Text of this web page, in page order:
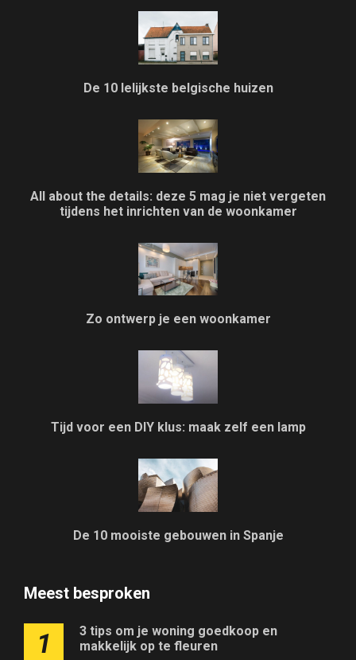
De 10 lelijkste belgische huizen
All about the details: deze 5 mag je niet vergeten
tijdens het inrichten van de woonkamer
Zo ontwerp je een woonkamer
Tijd voor een DIY klus: maak zelf een lamp
De 10 mooiste gebouwen in Spanje
Meest besproken
1
3 tips om je woning goedkoop en
makkelijk op te fleuren